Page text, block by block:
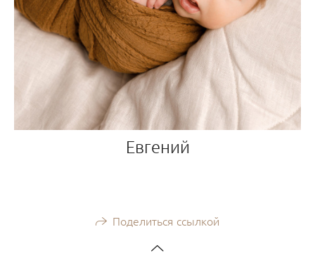
Евгений
Поделиться ссылкой